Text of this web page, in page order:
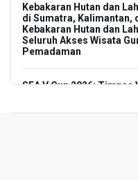
Kebakaran Hutan dan
di Sumatra, Kalimantan,
Kebakaran Hutan dan
Seluruh Akses Wisata
Pemadaman
SEA V Cup 2026:
Pakar: Pengungkapan